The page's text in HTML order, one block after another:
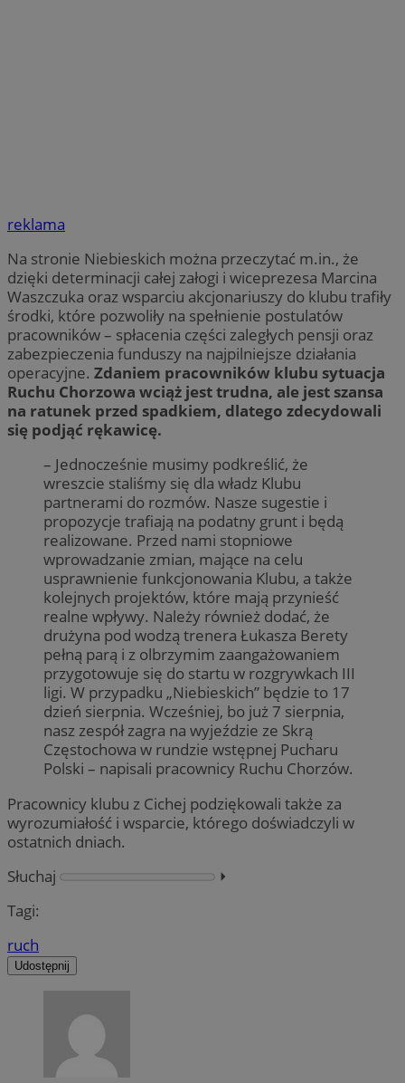
reklama
Na stronie Niebieskich można przeczytać m.in., że
dzięki determinacji całej załogi i wiceprezesa Marcina
Waszczuka oraz wsparciu akcjonariuszy do klubu trafiły
środki, które pozwoliły na spełnienie postulatów
pracowników – spłacenia części zaległych pensji oraz
zabezpieczenia funduszy na najpilniejsze działania
operacyjne. Zdaniem pracowników klubu sytuacja
Ruchu Chorzowa wciąż jest trudna, ale jest szansa
na ratunek przed spadkiem, dlatego zdecydowali
się podjąć rękawicę.
– Jednocześnie musimy podkreślić, że
wreszcie staliśmy się dla władz Klubu
partnerami do rozmów. Nasze sugestie i
propozycje trafiają na podatny grunt i będą
realizowane. Przed nami stopniowe
wprowadzanie zmian, mające na celu
usprawnienie funkcjonowania Klubu, a także
kolejnych projektów, które mają przynieść
realne wpływy. Należy również dodać, że
drużyna pod wodzą trenera Łukasza Berety
pełną parą i z olbrzymim zaangażowaniem
przygotowuje się do startu w rozgrywkach III
ligi. W przypadku „Niebieskich” będzie to 17
dzień sierpnia. Wcześniej, bo już 7 sierpnia,
nasz zespół zagra na wyjeździe ze Skrą
Częstochowa w rundzie wstępnej Pucharu
Polski – napisali pracownicy Ruchu Chorzów.
Pracownicy klubu z Cichej podziękowali także za
wyrozumiałość i wsparcie, którego doświadczyli w
ostatnich dniach.
Słuchaj
⏵︎
Tagi:
ruch
Udostępnij